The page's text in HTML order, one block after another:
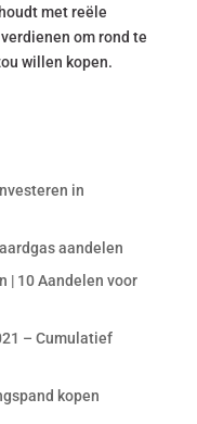
met reële
om rond te
willen kopen.
in
aandelen
| 10 Aandelen voor
– Cumulatief
kopen